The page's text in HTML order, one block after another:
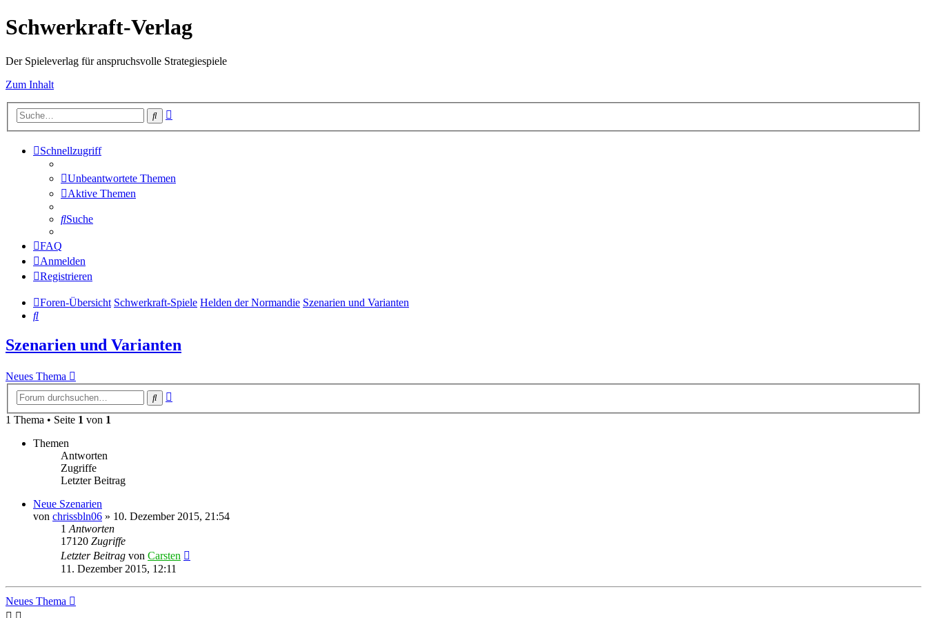
Schwerkraft-Verlag
Der Spieleverlag für anspruchsvolle Strategiespiele
Zum Inhalt
Suche
Schnellzugriff
Unbeantwortete Themen
Aktive Themen
Suche
FAQ
Anmelden
Registrieren
Foren-Übersicht Schwerkraft-Spiele Helden der Normandie Szenarien und Varianten
Suche
Szenarien und Varianten
Neues Thema
Suche
1 Thema • Seite 1 von 1
Themen
Antworten
Zugriffe
Letzter Beitrag
Neue Szenarien
von chrissbln06 » 10. Dezember 2015, 21:54
1 Antworten
17120 Zugriffe
Letzter Beitrag von Carsten
11. Dezember 2015, 12:11
Neues Thema